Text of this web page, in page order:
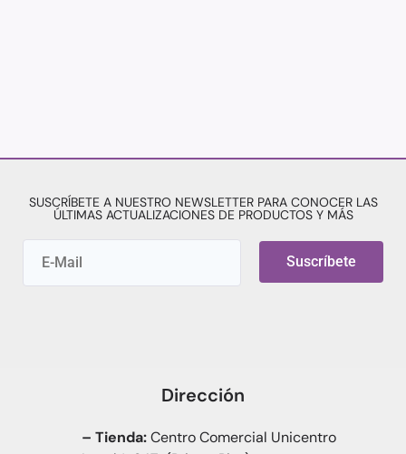
SUSCRÍBETE A NUESTRO NEWSLETTER PARA CONOCER LAS
ÚLTIMAS ACTUALIZACIONES DE PRODUCTOS Y MÁS
Suscríbete
Dirección
– Tienda:Centro Comercial Unicentro